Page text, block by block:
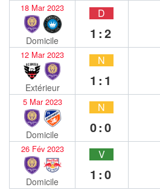
18 Mar 2023
Domicile
D
1:2
12 Mar 2023
Extérieur
N
1:1
5 Mar 2023
Domicile
N
0:0
26 Fév 2023
Domicile
V
1:0